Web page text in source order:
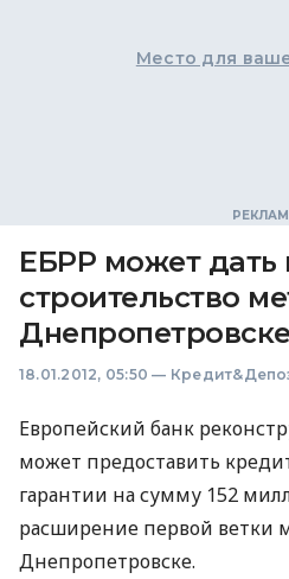
Место для
ЕБРР может дать
строительство
Днепропетровске
18.01.2012, 05:50 —
Европейский банк
может предоставить
гарантии на сумму 152
расширение первой ветки
Днепропетровске.